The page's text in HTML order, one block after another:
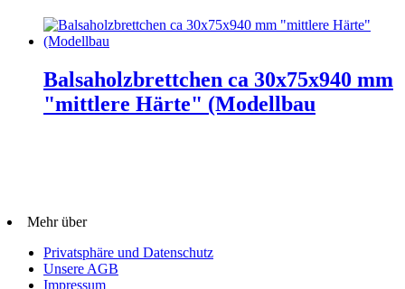
Balsaholzbrettchen ca 30x75x940 mm
"mittlere Härte" (Modellbau
Mehr über
Privatsphäre und Datenschutz
Unsere AGB
Impressum